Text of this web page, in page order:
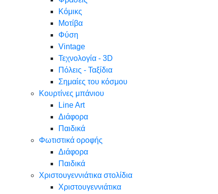
Κόμικς
Μοτίβα
Φύση
Vintage
Τεχνολογία - 3D
Πόλεις - Ταξίδια
Σημαίες του κόσμου
Κουρτίνες μπάνιου
Line Art
Διάφορα
Παιδικά
Φωτιστικά οροφής
Διάφορα
Παιδικά
Χριστουγεννιάτικα στολίδια
Χριστουγεννιάτικα